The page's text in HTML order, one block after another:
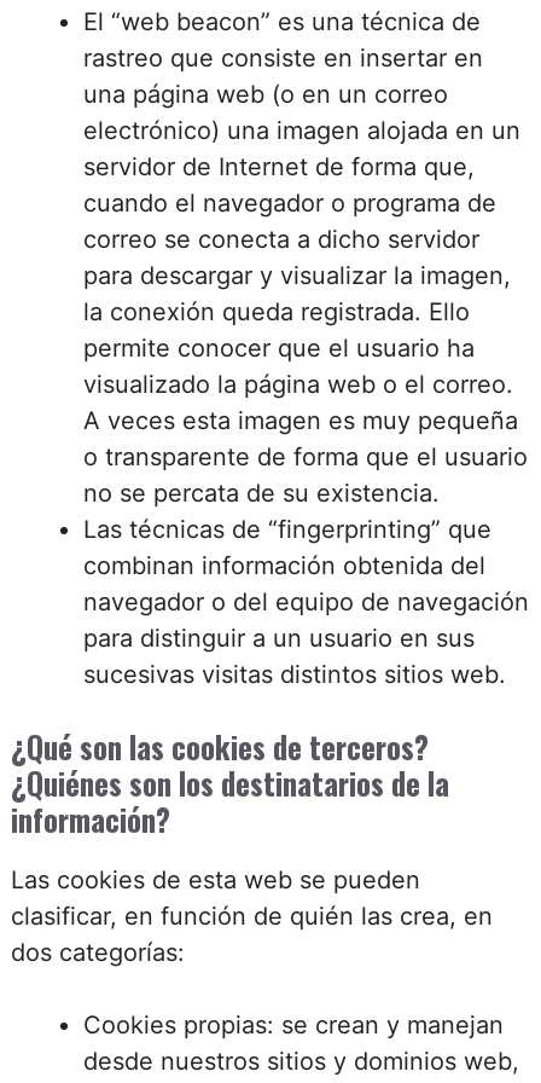
El “web beacon” es una técnica de
rastreo que consiste en insertar en
una página web (o en un correo
electrónico) una imagen alojada en un
servidor de Internet de forma que,
cuando el navegador o programa de
correo se conecta a dicho servidor
para descargar y visualizar la imagen,
la conexión queda registrada. Ello
permite conocer que el usuario ha
visualizado la página web o el correo.
A veces esta imagen es muy pequeña
o transparente de forma que el usuario
no se percata de su existencia.
Las técnicas de “fingerprinting” que
combinan información obtenida del
navegador o del equipo de navegación
para distinguir a un usuario en sus
sucesivas visitas distintos sitios web.
¿Qué son las cookies de terceros?
¿Quiénes son los destinatarios de la
información?
Las cookies de esta web se pueden
clasificar, en función de quién las crea, en
dos categorías:
Cookies propias: se crean y manejan
desde nuestros sitios y dominios web,